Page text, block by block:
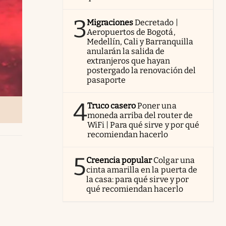
3MigracionesDecretado |
Aeropuertos de Bogotá,
Medellín, Cali y Barranquilla
anularán la salida de
extranjeros que hayan
postergado la renovación del
pasaporte
4Truco caseroPoner una
moneda arriba del router de
WiFi | Para qué sirve y por qué
recomiendan hacerlo
5Creencia popularColgar una
cinta amarilla en la puerta de
la casa: para qué sirve y por
qué recomiendan hacerlo